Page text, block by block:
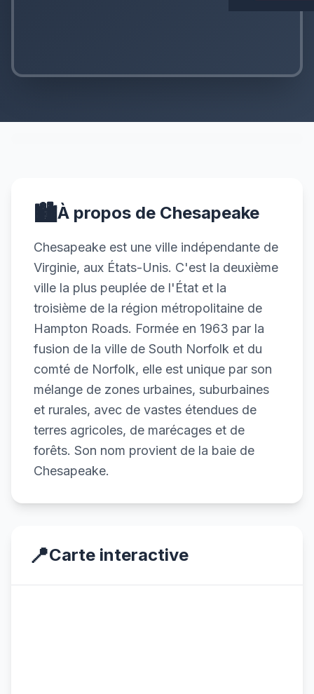
🏙️À propos de Chesapeake
Chesapeake est une ville indépendante de
Virginie, aux États-Unis. C'est la deuxième
ville la plus peuplée de l'État et la
troisième de la région métropolitaine de
Hampton Roads. Formée en 1963 par la
fusion de la ville de South Norfolk et du
comté de Norfolk, elle est unique par son
mélange de zones urbaines, suburbaines
et rurales, avec de vastes étendues de
terres agricoles, de marécages et de
forêts. Son nom provient de la baie de
Chesapeake.
📍Carte interactive